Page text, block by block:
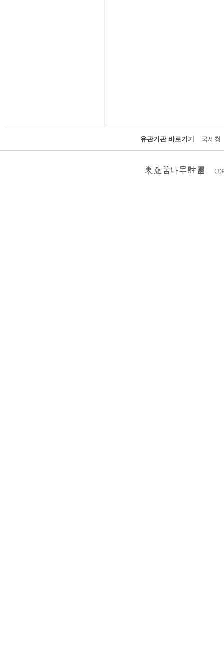
유관기관 바로가기 국세청